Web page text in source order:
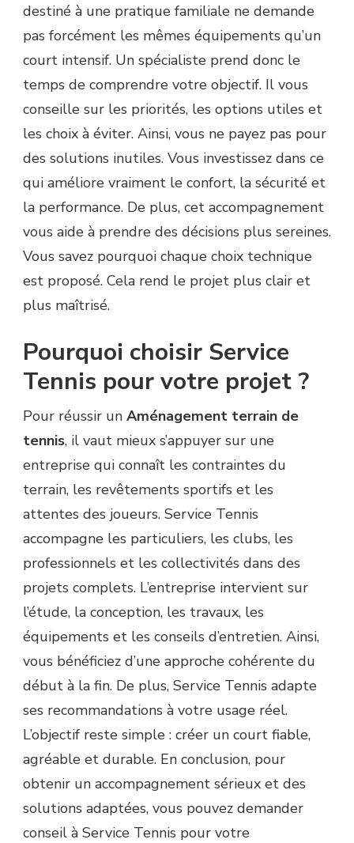
destiné à une pratique familiale ne demande
pas forcément les mêmes équipements qu’un
court intensif. Un spécialiste prend donc le
temps de comprendre votre objectif. Il vous
conseille sur les priorités, les options utiles et
les choix à éviter. Ainsi, vous ne payez pas pour
des solutions inutiles. Vous investissez dans ce
qui améliore vraiment le confort, la sécurité et
la performance. De plus, cet accompagnement
vous aide à prendre des décisions plus sereines.
Vous savez pourquoi chaque choix technique
est proposé. Cela rend le projet plus clair et
plus maîtrisé.
Pourquoi choisir Service
Tennis pour votre projet ?
Pour réussir un Aménagement terrain de
tennis, il vaut mieux s’appuyer sur une
entreprise qui connaît les contraintes du
terrain, les revêtements sportifs et les
attentes des joueurs. Service Tennis
accompagne les particuliers, les clubs, les
professionnels et les collectivités dans des
projets complets. L’entreprise intervient sur
l’étude, la conception, les travaux, les
équipements et les conseils d’entretien. Ainsi,
vous bénéficiez d’une approche cohérente du
début à la fin. De plus, Service Tennis adapte
ses recommandations à votre usage réel.
L’objectif reste simple : créer un court fiable,
agréable et durable. En conclusion, pour
obtenir un accompagnement sérieux et des
solutions adaptées, vous pouvez demander
conseil à Service Tennis pour votre